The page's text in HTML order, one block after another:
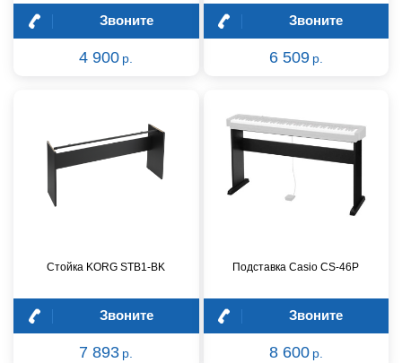
Звоните
4 900 р.
Звоните
6 509 р.
Стойка KORG STB1-BK
Звоните
7 893 р.
Подставка Casio CS-46P
Звоните
8 600 р.